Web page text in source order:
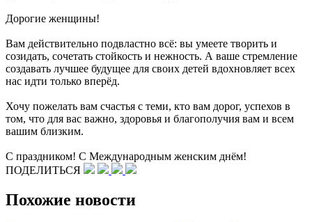
Дорогие женщины!
Вам действительно подвластно всё: вы умеете творить и
созидать, сочетать стойкость и нежность. А ваше стремление
создавать лучшее будущее для своих детей вдохновляет всех
нас идти только вперёд.
Хочу пожелать вам счастья с теми, кто вам дорог, успехов в
том, что для вас важно, здоровья и благополучия вам и всем
вашим близким.
С праздником! С Международным женским днём!
ПОДЕЛИТЬСЯ
Похожие новости